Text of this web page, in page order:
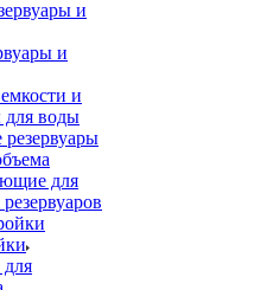
и
и
для воды
для